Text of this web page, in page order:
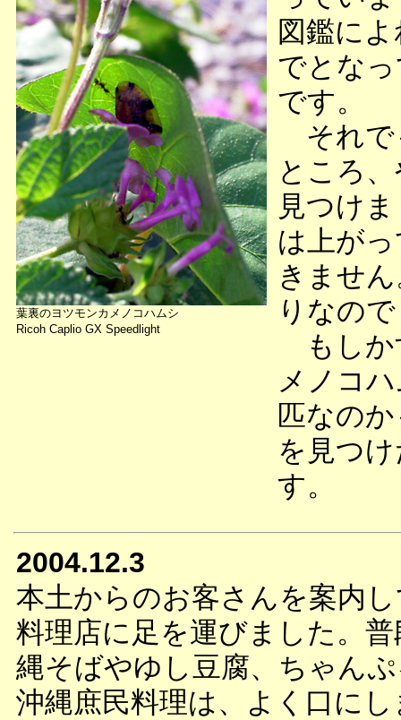
葉裏のヨツモンカメノコハムシ
Ricoh Caplio GX Speedlight
図鑑に
でとな
です。
それで
ところ
見つけ
は上が
きませ
りなの
もしか
メノコ
匹なの
を見つ
す。
2004.12.3
本土からのお客さんを案内
料理店に足を運びました。
縄そばやゆし豆腐、ちゃん
沖縄庶民料理は、よく口に